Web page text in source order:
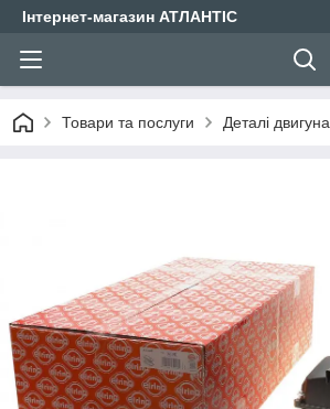
Інтернет-магазин АТЛАНТІС
Товари та послуги Деталі двигуна